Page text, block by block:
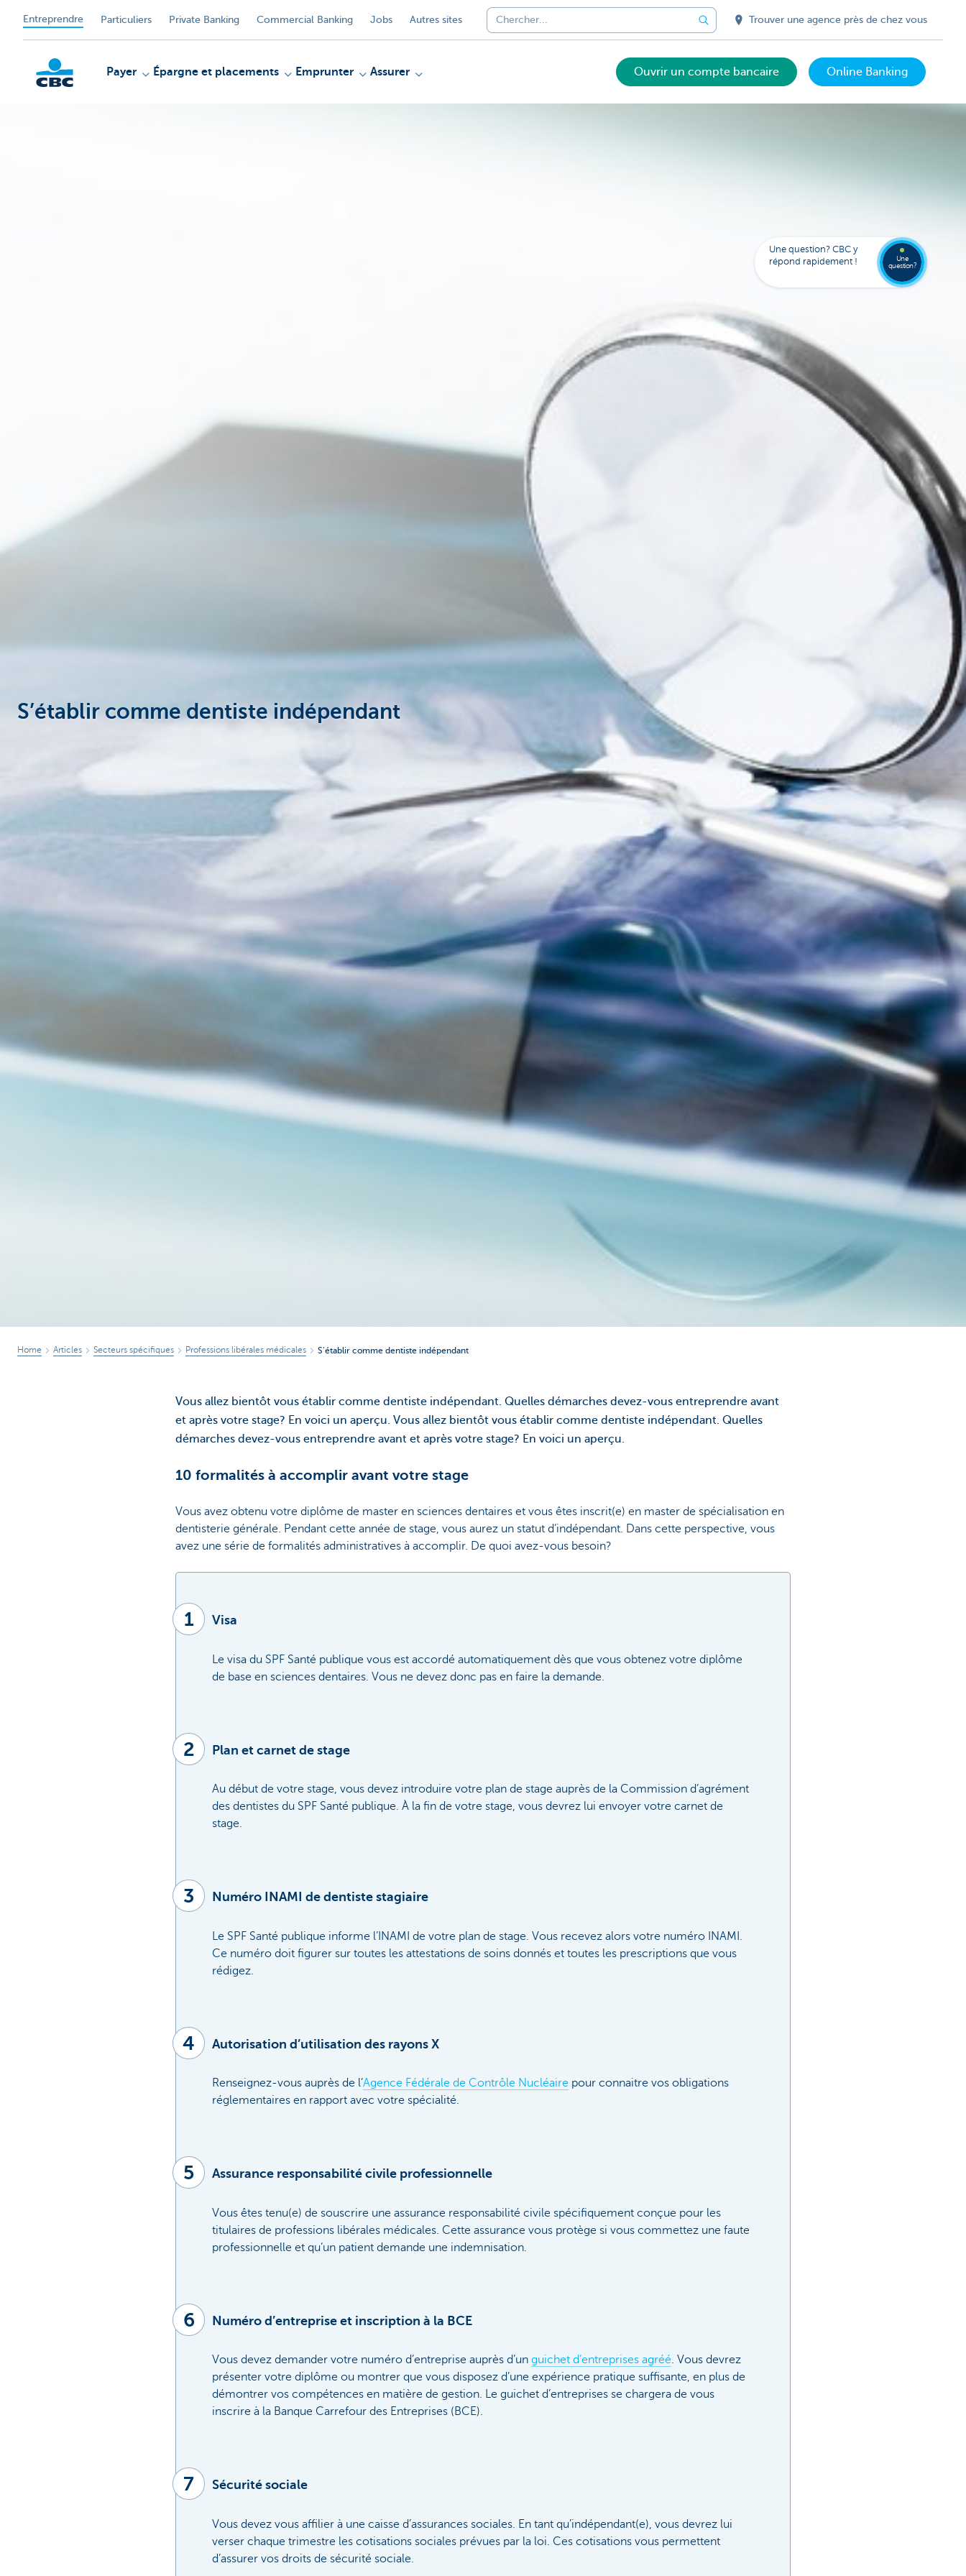
Entreprendre Particuliers Private Banking Commercial Banking Jobs Autres sites Trouver une agence près de chez vous
Payer Épargne et placements Emprunter Assurer Ouvrir un compte bancaire Online Banking
S’établir comme dentiste indépendant
Home Articles Secteurs spécifiques Professions libérales médicales S’établir comme dentiste indépendant
Vous allez bientôt vous établir comme dentiste indépendant. Quelles démarches devez-vous entreprendre avant
et après votre stage? En voici un aperçu. Vous allez bientôt vous établir comme dentiste indépendant. Quelles
démarches devez-vous entreprendre avant et après votre stage? En voici un aperçu.
10 formalités à accomplir avant votre stage
Vous avez obtenu votre diplôme de master en sciences dentaires et vous êtes inscrit(e) en master de spécialisation en
dentisterie générale. Pendant cette année de stage, vous aurez un statut d’indépendant. Dans cette perspective, vous
avez une série de formalités administratives à accomplir. De quoi avez-vous besoin?
1 Visa
Le visa du SPF Santé publique vous est accordé automatiquement dès que vous obtenez votre diplôme
de base en sciences dentaires. Vous ne devez donc pas en faire la demande.
2 Plan et carnet de stage
Au début de votre stage, vous devez introduire votre plan de stage auprès de la Commission d’agrément
des dentistes du SPF Santé publique. À la fin de votre stage, vous devrez lui envoyer votre carnet de
stage.
3 Numéro INAMI de dentiste stagiaire
Le SPF Santé publique informe l’INAMI de votre plan de stage. Vous recevez alors votre numéro INAMI.
Ce numéro doit figurer sur toutes les attestations de soins donnés et toutes les prescriptions que vous
rédigez.
4 Autorisation d’utilisation des rayons X
Renseignez-vous auprès de l’Agence Fédérale de Contrôle Nucléaire pour connaitre vos obligations
réglementaires en rapport avec votre spécialité.
5 Assurance responsabilité civile professionnelle
Vous êtes tenu(e) de souscrire une assurance responsabilité civile spécifiquement conçue pour les
titulaires de professions libérales médicales. Cette assurance vous protège si vous commettez une faute
professionnelle et qu’un patient demande une indemnisation.
6 Numéro d’entreprise et inscription à la BCE
Vous devez demander votre numéro d’entreprise auprès d’un guichet d’entreprises agréé. Vous devrez
présenter votre diplôme ou montrer que vous disposez d’une expérience pratique suffisante, en plus de
démontrer vos compétences en matière de gestion. Le guichet d’entreprises se chargera de vous
inscrire à la Banque Carrefour des Entreprises (BCE).
7 Sécurité sociale
Vous devez vous affilier à une caisse d’assurances sociales. En tant qu’indépendant(e), vous devrez lui
verser chaque trimestre les cotisations sociales prévues par la loi. Ces cotisations vous permettent
d’assurer vos droits de sécurité sociale.
Une question? CBC y
répond rapidement !
Une
question?